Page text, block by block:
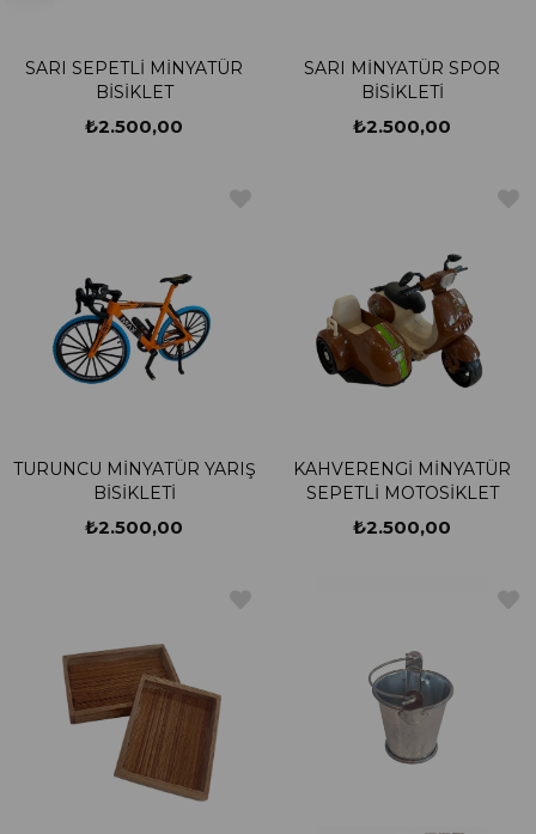
SARI SEPETLİ MİNYATÜR
BİSİKLET
₺2.500,00
SARI MİNYATÜR SPOR
BİSİKLETİ
₺2.500,00
TURUNCU MİNYATÜR YARIŞ
BİSİKLETİ
₺2.500,00
KAHVERENGİ MİNYATÜR
SEPETLİ MOTOSİKLET
₺2.500,00